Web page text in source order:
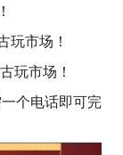
市场！
玩市场！
个电话即可完